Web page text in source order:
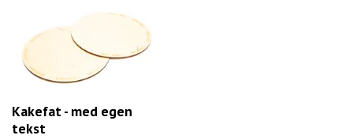
Kakefat - med egen
tekst